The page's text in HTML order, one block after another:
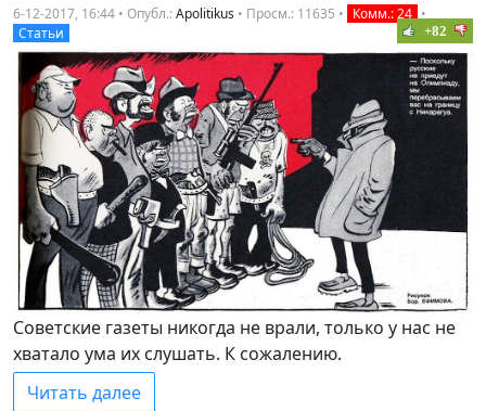
6-12-2017, 16:44 • Опубл.:Apolitikus • Просм.: 11635 • Комм.: 24 •
Статьи
+82
Советские газеты никогда не врали, только у нас не
хватало ума их слушать. К сожалению.
Читать далее